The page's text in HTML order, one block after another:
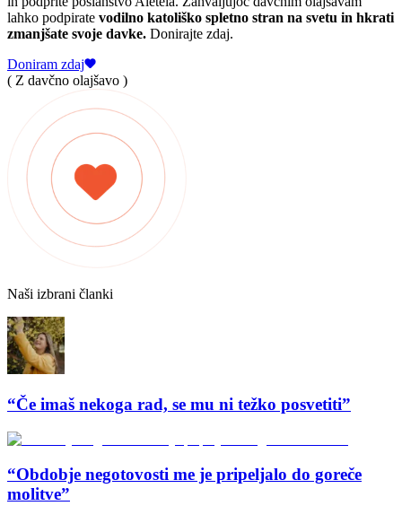
lahko podpirate vodilno katoliško spletno stran na svetu in hkrati
zmanjšate svoje davke. Donirajte zdaj.
Doniram zdaj
( Z davčno olajšavo )
Naši izbrani članki
“Če imaš nekoga rad, se mu ni težko posvetiti”
“Obdobje negotovosti me je pripeljalo do goreče
molitve”